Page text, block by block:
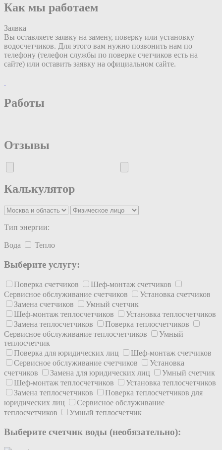
Как мы работаем
Заявка
Вы оставляете заявку на замену, поверку или установку
водосчетчиков. Для этого вам нужно позвонить нам по
телефону (телефон службы по поверке счетчиков есть на
сайте) или оставить заявку на официальном сайте.
Работы
Отзывы
Калькулятор
Тип энергии:
Вода Тепло
Выберите услугу:
Поверка счетчиков
Шеф-монтаж счетчиков
Сервисное обслуживание счетчиков
Установка счетчиков
Замена счетчиков
Умный счетчик
Шеф-монтаж теплосчетчиков
Установка теплосчетчиков
Замена теплосчетчиков
Поверка теплосчетчиков
Сервисное обслуживание теплосчетчиков
Умный
теплосчетчик
Поверка для юридических лиц
Шеф-монтаж счетчиков
Сервисное обслуживание счетчиков
Установка
счетчиков
Замена для юридических лиц
Умный счетчик
Шеф-монтаж теплосчетчиков
Установка теплосчетчиков
Замена теплосчетчиков
Поверка теплосчетчиков для
юридических лиц
Сервисное обслуживание
теплосчетчиков
Умный теплосчетчик
Выберите счетчик воды (необязательно):